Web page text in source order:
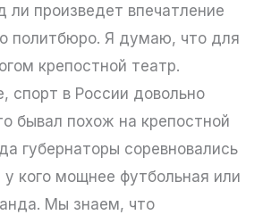
ли произведет впечатление
политбюро. Я думаю, что для
крепостной театр.
спорт в России довольно
бывал похож на крепостной
губернаторы соревновались
у кого мощнее футбольная или
Мы знаем, что